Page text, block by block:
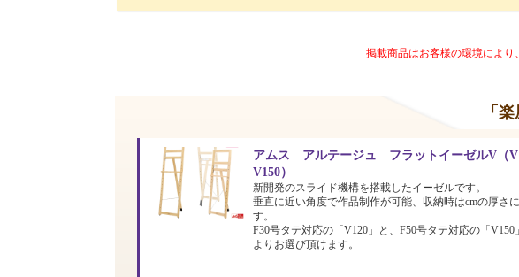
掲載商品はお客様の環境により
「
アムス アルテージュ フラットイーゼルV（
V150）
新開発のスライド機構を搭載したイーゼルです。
垂直に近い角度で作品制作が可能、収納時はcmの厚さ
す。
F30号タテ対応の「V120」と、F50号タテ対応の「V150
よりお選び頂けます。